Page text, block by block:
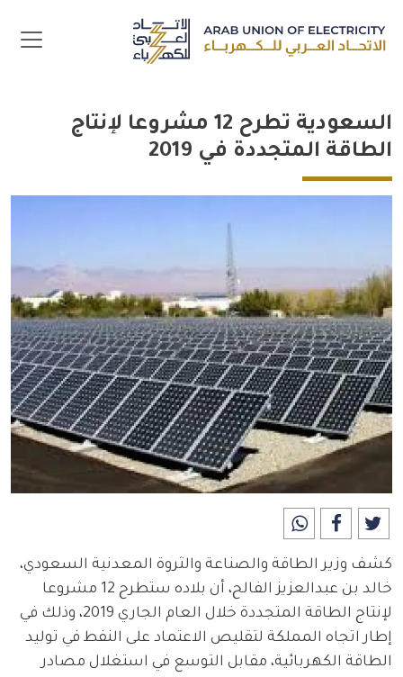
السعودية تطرح 12 مشروعا لإنتاج
الطاقة المتجددة في 2019
كشف وزير الطاقة والصناعة والثروة المعدنية السعودي،
خالد بن عبدالعزيز الفالح، أن بلاده ستطرح 12 مشروعا
لإنتاج الطاقة المتجددة خلال العام الجاري 2019، وذلك في
إطار اتجاه المملكة لتقليص الاعتماد على النفط في توليد
الطاقة الكهربائية، مقابل التوسع في استغلال مصادر